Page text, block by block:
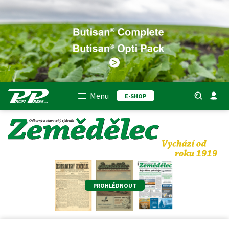
Menu E-SHOP
PROHLÉDNOUT